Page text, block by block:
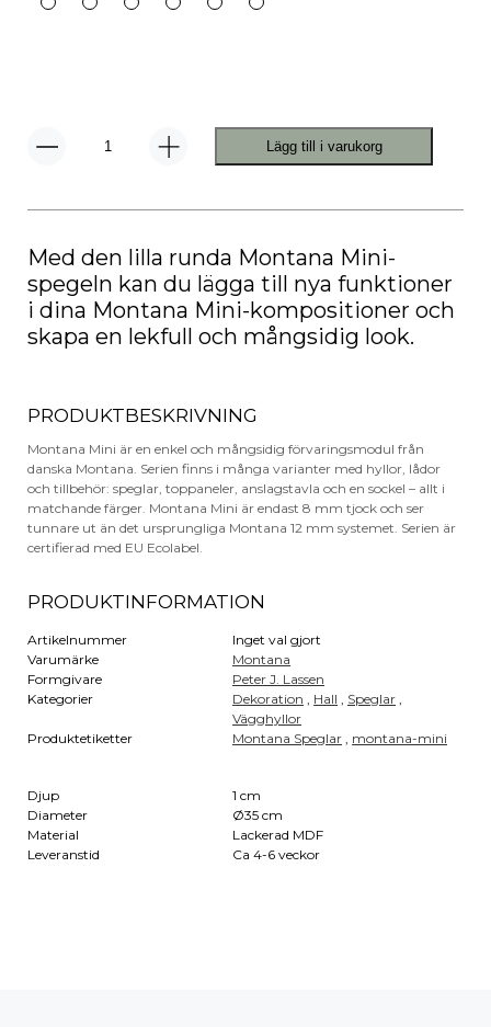
Montana
Lägg till i varukorg
Med den lilla runda Montana Mini-
spegeln kan du lägga till nya funktioner
i dina Montana Mini-kompositioner och
skapa en lekfull och mångsidig look.
PRODUKTBESKRIVNING
Montana Mini är en enkel och mångsidig förvaringsmodul från
danska Montana. Serien finns i många varianter med hyllor, lådor
och tillbehör: speglar, toppaneler, anslagstavla och en sockel – allt i
matchande färger. Montana Mini är endast 8 mm tjock och ser
tunnare ut än det ursprungliga Montana 12 mm systemet. Serien är
certifierad med EU Ecolabel.
PRODUKTINFORMATION
Artikelnummer
Inget val gjort
Varumärke
Montana
Formgivare
Peter J. Lassen
Kategorier
Dekoration Hall Speglar
Vägghyllor
Produktetiketter
Montana Speglar montana-mini
Djup
1 cm
Diameter
Ø35 cm
Material
Lackerad MDF
Leveranstid
Ca 4-6 veckor